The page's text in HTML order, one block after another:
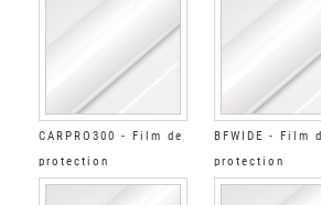
CARPRO300 - Film de
protection
automobile Brillant
BFWIDE - Film
protection
automobile